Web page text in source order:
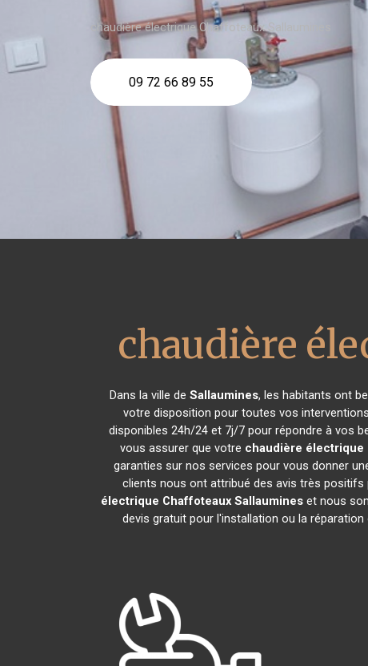
chaudière électrique Chaffoteaux Sallaumines
09 72 66 89 55
chaudière
Dans la ville de Sallaumines, les habitants ont
votre disposition pour toutes vos
disponibles 24h/24 et 7j/7 pour répondre à vos
vous assurer que votre chaudière électrique
garanties sur nos services pour vous donner
clients nous ont attribué des avis très
électrique Chaffoteaux Sallaumines et nous
devis gratuit pour l'installation ou la réparation